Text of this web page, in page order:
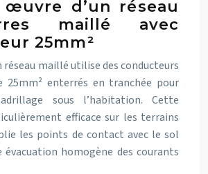
œuvre d’un réseau
maillé avec
25mm²
réseau maillé utilise des conducteurs
25mm² enterrés en tranchée pour
sous l’habitation. Cette
efficace sur les terrains
les points de contact avec le sol
homogène des courants